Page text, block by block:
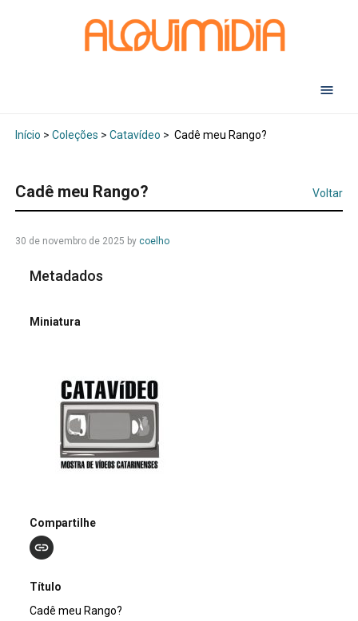
Início > Coleções > Catavídeo > Cadê meu Rango?
Cadê meu Rango? Voltar
30 de novembro de 2025 by coelho
Metadados
Miniatura
Compartilhe
Título
Cadê meu Rango?